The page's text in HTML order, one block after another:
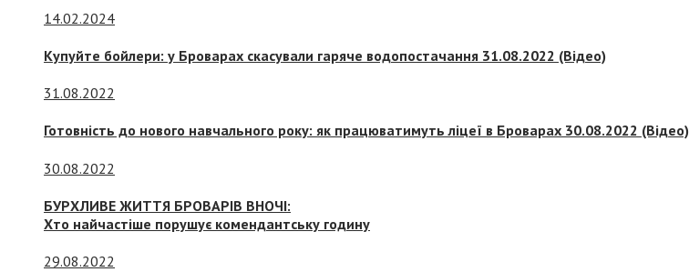
14.02.2024
Купуйте бойлери: у Броварах скасували гаряче водопостачання 31.08.2022 (Відео)
31.08.2022
Готовність до нового навчального року: як працюватимуть ліцеї в Броварах 30.08.2022 (Відео)
30.08.2022
БУРХЛИВЕ ЖИТТЯ БРОВАРІВ ВНОЧІ:
Хто найчастіше порушує комендантську годину
29.08.2022